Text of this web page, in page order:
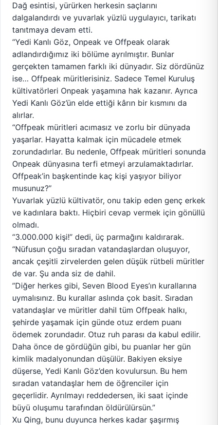
Dağ esintisi, yürürken herkesin saçlarını
dalgalandırdı ve yuvarlak yüzlü uygulayıcı, tarikatı
tanıtmaya devam etti.
“Yedi Kanlı Göz, Onpeak ve Offpeak olarak
adlandırdığımız iki bölüme ayrılmıştır. Bunlar
gerçekten tamamen farklı iki dünyadır. Siz dördünüz
ise… Offpeak müritlerisiniz. Sadece Temel Kuruluş
kültivatörleri Onpeak yaşamına hak kazanır. Ayrıca
Yedi Kanlı Göz’ün elde ettiği kârın bir kısmını da
alırlar.
“Offpeak müritleri acımasız ve zorlu bir dünyada
yaşarlar. Hayatta kalmak için mücadele etmek
zorundadırlar. Bu nedenle, Offpeak müritleri sonunda
Onpeak dünyasına terfi etmeyi arzulamaktadırlar.
Offpeak’in başkentinde kaç kişi yaşıyor biliyor
musunuz?”
Yuvarlak yüzlü kültivatör, onu takip eden genç erkek
ve kadınlara baktı. Hiçbiri cevap vermek için gönüllü
olmadı.
“3.000.000 kişi!” dedi, üç parmağını kaldırarak.
“Nüfusun çoğu sıradan vatandaşlardan oluşuyor,
ancak çeşitli zirvelerden gelen düşük rütbeli müritler
de var. Şu anda siz de dahil.
”Diğer herkes gibi, Seven Blood Eyes’ın kurallarına
uymalısınız. Bu kurallar aslında çok basit. Sıradan
vatandaşlar ve müritler dahil tüm Offpeak halkı,
şehirde yaşamak için günde otuz erdem puanı
ödemek zorundadır. Otuz ruh parası da kabul edilir.
Daha önce de gördüğün gibi, bu puanlar her gün
kimlik madalyonundan düşülür. Bakiyen eksiye
düşerse, Yedi Kanlı Göz’den kovulursun. Bu hem
sıradan vatandaşlar hem de öğrenciler için
geçerlidir. Ayrılmayı reddedersen, iki saat içinde
büyü oluşumu tarafından öldürülürsün.”
Xu Qing, bunu duyunca herkes kadar şaşırmış